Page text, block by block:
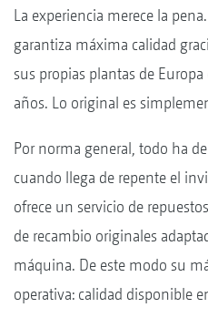
La experiencia merece la
garantiza máxima calidad
sus propias plantas de
años. Lo original es
Por norma general, todo ha
cuando llega de repente el
ofrece un servicio de
de recambio originales
máquina. De este modo su
operativa: calidad disponible